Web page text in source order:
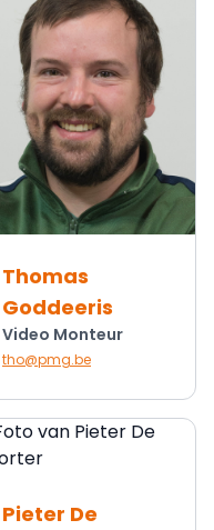
Thomas
Goddeeris
Video Monteur
tho@pmg.be
Pieter De